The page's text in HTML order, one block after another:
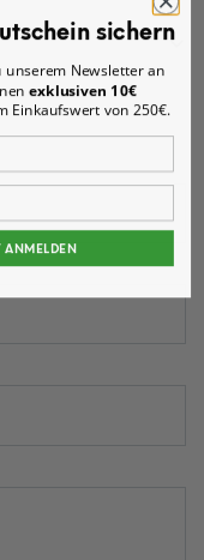
sichern
unserem Newsletter an
exklusiven 10€
Einkaufswert von 250€.
ANMELDEN